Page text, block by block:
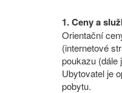
1. Ceny a
Orientační
(internetové
poukazu (dále
Ubytovatel je
pobytu.